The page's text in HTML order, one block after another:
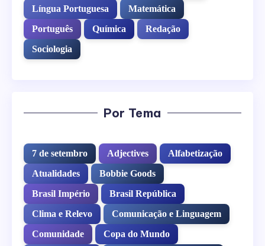
Língua Portuguesa
Matemática
Português
Química
Redação
Sociologia
Por Tema
7 de setembro Adjectives
Alfabetização
Atualidades
Bobbie Goods
Brasil Império
Brasil República
Clima e Relevo
Comunicação e Linguagem
Comunidade
Copa do Mundo